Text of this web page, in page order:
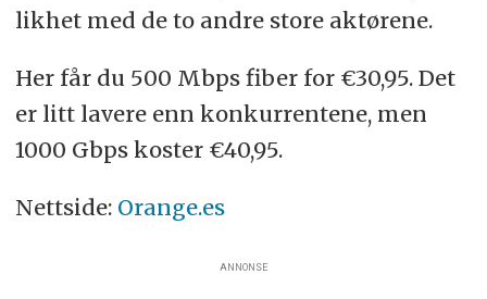
likhet med de to andre store aktørene.
Her får du 500 Mbps fiber for €30,95. Det
er litt lavere enn konkurrentene, men
1000 Gbps koster €40,95.
Nettside: Orange.es
ANNONSE